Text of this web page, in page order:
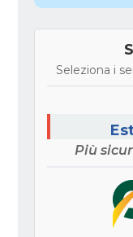
Seleziona i
Più